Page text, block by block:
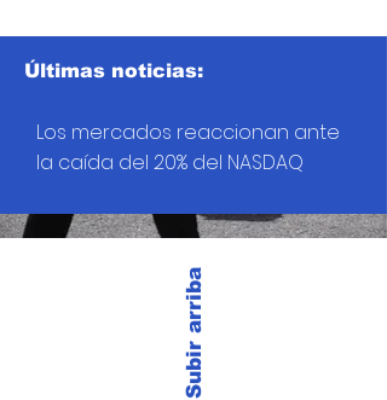
Subir arriba
Últimas noticias:
Los mercados reaccionan ante
la caída del 20% del NASDAQ